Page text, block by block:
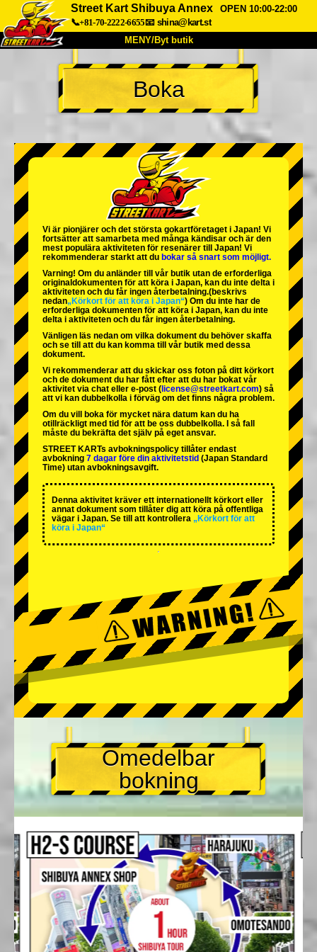
Street Kart Shibuya Annex
OPEN 10:00-22:00
📞+81-70-2222-6655📧 shina@kart.st
MENY/Byt butik
HEM
Om oss Specifikationer Pris
Företag Boka
Byt butik
Tokyo Shinagawa Tokyo Akihabara#1
Tokyo Akihabara#2
Tokyo Shibuya Annex Tokyo Bay
Tokyo Asakusa Osaka
Okinawa
Boka
Vi är pionjärer och det största gokartföretaget i Japan! Vi
fortsätter att samarbeta med många kändisar och är den
mest populära aktiviteten för resenärer till Japan! Vi
rekommenderar starkt att du bokar så snart som möjligt.
Varning! Om du anländer till vår butik utan de erforderliga
originaldokumenten för att köra i Japan, kan du inte delta i
aktiviteten och du får ingen återbetalning.(beskrivs
nedan„Körkort för att köra i Japan“) Om du inte har de
erforderliga dokumenten för att köra i Japan, kan du inte
delta i aktiviteten och du får ingen återbetalning.
Vänligen läs nedan om vilka dokument du behöver skaffa
och se till att du kan komma till vår butik med dessa
dokument.
Vi rekommenderar att du skickar oss foton på ditt körkort
och de dokument du har fått efter att du har bokat vår
aktivitet via chat eller e-post ( license@streetkart.com) så
att vi kan dubbelkolla i förväg om det finns några problem.
Om du vill boka för mycket nära datum kan du ha
otillräckligt med tid för att be oss dubbelkolla. I så fall
måste du bekräfta det själv på eget ansvar.
STREET KARTs avbokningspolicy tillåter endast
avbokning 7 dagar före din aktivitetstid (Japan Standard
Time) utan avbokningsavgift.
Denna aktivitet kräver ett internationellt körkort eller
annat dokument som tillåter dig att köra på offentliga
vägar i Japan. Se till att kontrollera „Körkort för att
köra i Japan“
Omedelbar
bokning